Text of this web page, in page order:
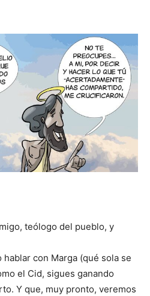
teólogo del pueblo, y
con Marga (qué sola se
el Cid, sigues ganando
Y que, muy pronto, veremos